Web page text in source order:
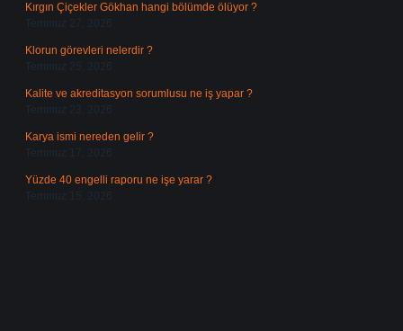
Kırgın Çiçekler Gökhan hangi bölümde ölüyor ?
Temmuz 27, 2026
Klorun görevleri nelerdir ?
Temmuz 25, 2026
Kalite ve akreditasyon sorumlusu ne iş yapar ?
Temmuz 23, 2026
Karya ismi nereden gelir ?
Temmuz 17, 2026
Yüzde 40 engelli raporu ne işe yarar ?
Temmuz 15, 2026